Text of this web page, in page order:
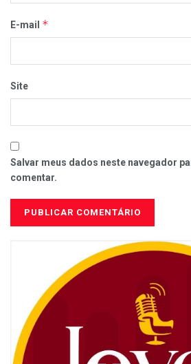
E-mail *
Site
Salvar meus dados neste navegador
comentar.